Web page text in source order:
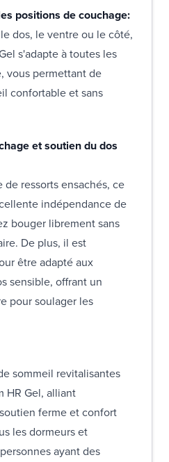
positions de couchage:
dos, le ventre ou le côté,
s'adapte à toutes les
vous permettant de
confortable et sans
et soutien du dos
ressorts ensachés, ce
indépendance de
bouger librement sans
De plus, il est
être adapté aux
sensible, offrant un
pour soulager les
sommeil revitalisantes
HR Gel, alliant
ferme et confort
les dormeurs et
ayant des